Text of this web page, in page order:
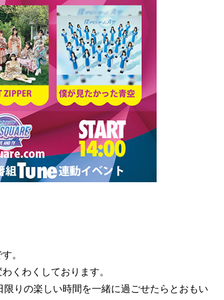
。
くわくしております。
りの楽しい時間を一緒に過ごせたらとおもい